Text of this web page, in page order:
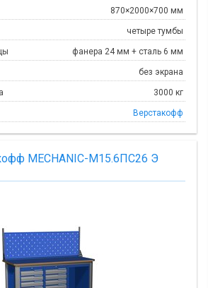
870×2000×700 мм
четыре тумбы
фанера 24 мм + сталь 6 мм
без экрана
3000 кг
Верстакофф
MECHANIC-М15.6ПС26 Э